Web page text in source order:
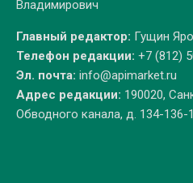
Владимирович
Главный редактор: Гущин
Телефон редакции: +7 (812)
Эл. почта: info@apimarket.ru
Адрес редакции: 190020,
Обводного канала, д. 134-136-